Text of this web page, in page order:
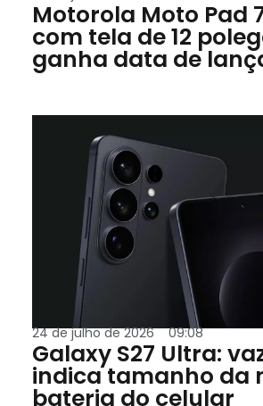
Motorola Moto Pad
com tela de 12
ganha data de
24 de julho de 2026 09:08
Galaxy S27 Ultra:
indica tamanho da
bateria do celular